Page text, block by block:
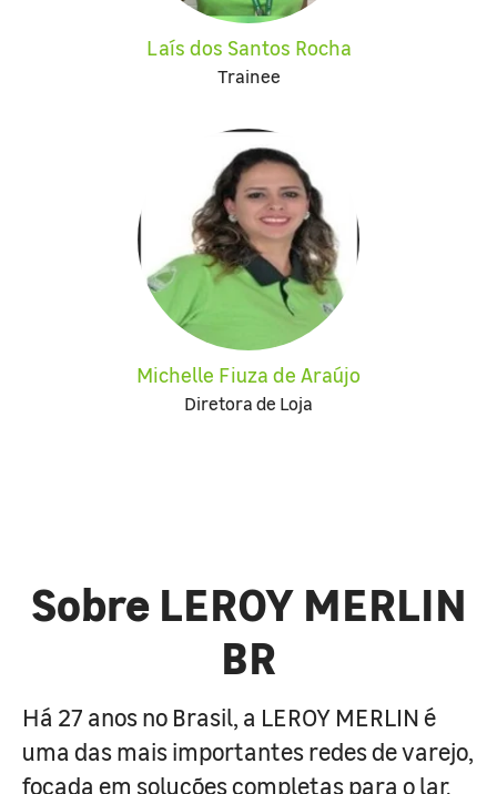
Laís dos Santos Rocha
Trainee
Michelle Fiuza de Araújo
Diretora de Loja
Sobre LEROY MERLIN
BR
Há 27 anos no Brasil, a LEROY MERLIN é
uma das mais importantes redes de varejo,
focada em soluções completas para o lar.